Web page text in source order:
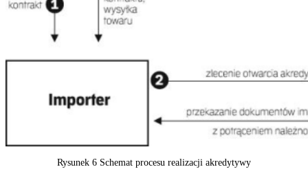
Rysunek 6 Schemat procesu realizacji akredytywy